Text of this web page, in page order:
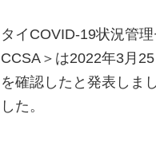
タイCOVID-19状況管
CCSA＞は2022年3月
を確認したと発表しま
した。